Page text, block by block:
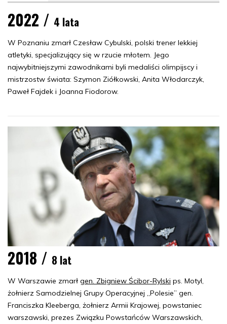
2022 / 4 lata
W Poznaniu zmarł Czesław Cybulski, polski trener lekkiej
atletyki, specjalizujący się w rzucie młotem. Jego
najwybitniejszymi zawodnikami byli medaliści olimpijscy i
mistrzostw świata: Szymon Ziółkowski, Anita Włodarczyk,
Paweł Fajdek i Joanna Fiodorow.
2018 / 8 lat
W Warszawie zmarł gen. Zbigniew Ścibor-Rylski ps. Motyl,
żołnierz Samodzielnej Grupy Operacyjnej „Polesie” gen.
Franciszka Kleeberga, żołnierz Armii Krajowej, powstaniec
warszawski, prezes Związku Powstańców Warszawskich,